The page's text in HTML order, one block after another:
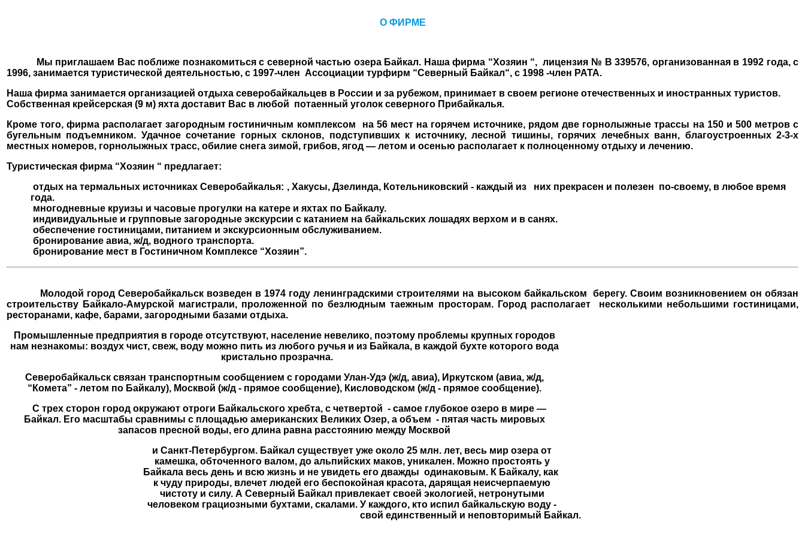
О ФИРМЕ
Мы приглашаем Вас поближе познакомиться с северной частью озера Байкал. Наша фирма “Хозяин “, лицензия № В 339576, организованная в 1992 года, с
1996, занимается туристической деятельностью, с 1997-член Ассоциации турфирм “Северный Байкал“, с 1998 -член РАТА.
Наша фирма занимается организацией отдыха северобайкальцев в России и за рубежом, принимает в своем регионе отечественных и иностранных туристов.
Собственная крейсерская (9 м) яхта доставит Вас в любой потаенный уголок северного Прибайкалья.
Кроме того, фирма располагает загородным гостиничным комплексом
на 56 мест на горячем источнике, рядом две горнолыжные трассы на 150 и 500 метров с
бугельным подъемником. Удачное сочетание горных склонов, подступивших к источнику, лесной тишины, горячих лечебных ванн, благоустроенных 2-3-х
местных номеров, горнолыжных трасс, обилие снега зимой, грибов, ягод — летом и осенью располагает к полноценному отдыху и лечению.
Туристическая фирма “Хозяин “ предлагает:
отдых на термальных источниках Северобайкалья: , Хакусы, Дзелинда, Котельниковский - каждый из них прекрасен и полезен по-своему, в любое время
года.
многодневные круизы и часовые прогулки на катере и яхтах по Байкалу.
индивидуальные и групповые загородные экскурсии с катанием на байкальских лошадях верхом и в санях.
обеспечение гостиницами, питанием и экскурсионным обслуживанием.
бронирование авиа, ж/д, водного транспорта.
бронирование мест в Гостиничном Комплексе “Хозяин”.
Молодой город Северобайкальск возведен в 1974 году ленинградскими строителями на высоком байкальском берегу. Своим возникновением он обязан
строительству Байкало-Амурской магистрали, проложенной по безлюдным таежным просторам. Город располагает несколькими небольшими гостиницами,
ресторанами, кафе, барами, загородными базами отдыха.
Промышленные предприятия в городе отсутствуют, население невелико, поэтому проблемы крупных городов
нам незнакомы: воздух чист, свеж, воду можно пить из любого ручья и из Байкала, в каждой бухте которого вода
кристально прозрачна.
Северобайкальск связан транспортным сообщением с городами Улан-Удэ (ж/д, авиа), Иркутском (авиа, ж/д,
“Комета” - летом по Байкалу), Москвой (ж/д - прямое сообщение), Кисловодском (ж/д - прямое сообщение).
С трех сторон город окружают отроги Байкальского хребта, с четвертой - самое глубокое озеро в мире —
Байкал. Его масштабы сравнимы с площадью американских Великих Озер, а объем - пятая часть мировых
запасов пресной воды, его длина равна расстоянию между Москвой
и Санкт-Петербургом. Байкал существует уже около 25 млн. лет, весь мир озера от
камешка, обточенного валом, до альпийских маков, уникален. Можно простоять у
Байкала весь день и всю жизнь и не увидеть его дважды одинаковым. К Байкалу, как
к чуду природы, влечет людей его беспокойная красота, дарящая неисчерпаемую
чистоту и силу. А Северный Байкал привлекает своей экологией, нетронутыми
человеком грациозными бухтами, скалами. У каждого, кто испил байкальскую воду -
свой единственный и неповторимый Байкал.